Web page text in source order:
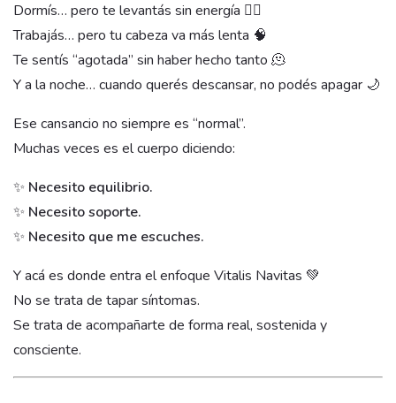
Dormís… pero te levantás sin energía 😵‍💫
Trabajás… pero tu cabeza va más lenta 🧠
Te sentís “agotada” sin haber hecho tanto 🫠
Y a la noche… cuando querés descansar, no podés apagar 🌙
Ese cansancio no siempre es “normal”.
Muchas veces es el cuerpo diciendo:
✨ Necesito equilibrio.
✨ Necesito soporte.
✨ Necesito que me escuches.
Y acá es donde entra el enfoque Vitalis Navitas 💚
No se trata de tapar síntomas.
Se trata de acompañarte de forma real, sostenida y
consciente.